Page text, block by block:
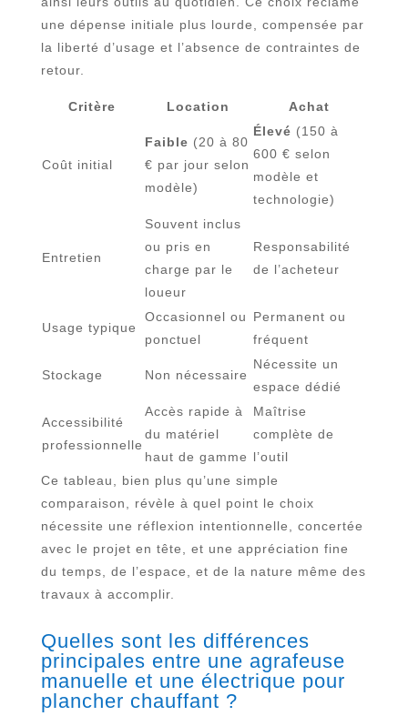
une dépense initiale plus lourde, compensée par
la liberté d’usage et l’absence de contraintes de
retour.
Critère Location Achat
Coût initial
Faible (20 à 80
€ par jour selon
modèle)
Élevé (150 à
600 € selon
modèle et
technologie)
Entretien
Souvent inclus
ou pris en
charge par le
loueur
Responsabilité
de l’acheteur
Usage typique
Occasionnel ou
ponctuel
Permanent ou
fréquent
Stockage Non nécessaire
Nécessite un
espace dédié
Accessibilité
professionnelle
Accès rapide à
du matériel
haut de gamme
Maîtrise
complète de
l’outil
Ce tableau, bien plus qu’une simple
comparaison, révèle à quel point le choix
nécessite une réflexion intentionnelle, concertée
avec le projet en tête, et une appréciation fine
du temps, de l’espace, et de la nature même des
travaux à accomplir.
Quelles sont les différences
principales entre une agrafeuse
manuelle et une électrique pour
plancher chauffant ?